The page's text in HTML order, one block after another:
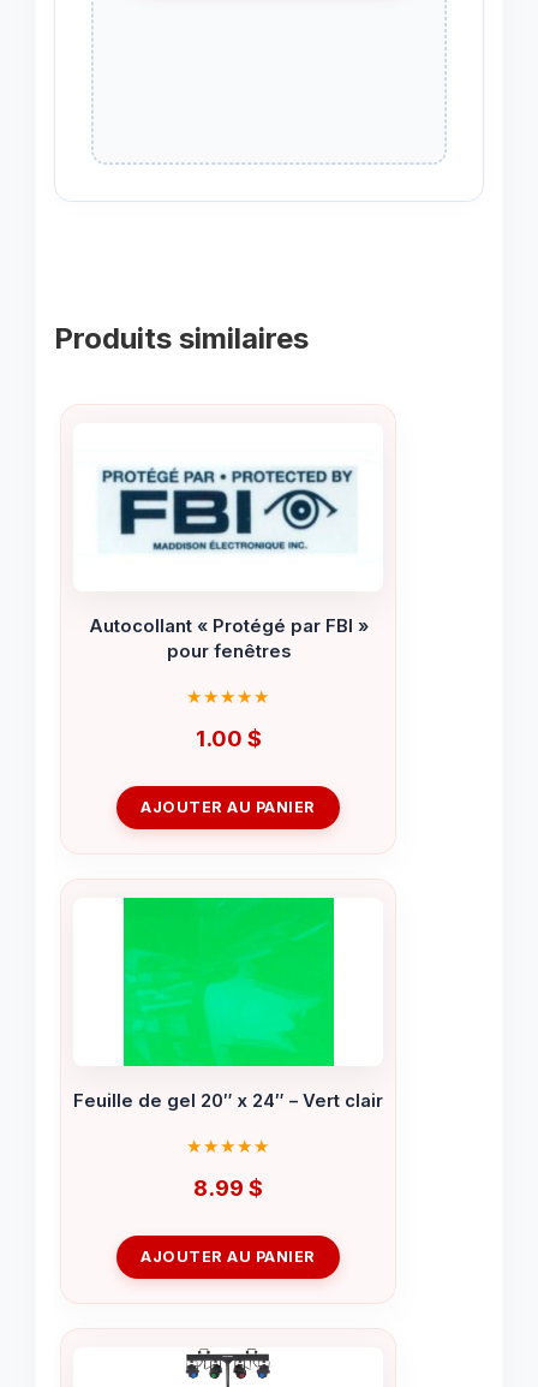
Produits similaires
Autocollant « Protégé par FBI »
pour fenêtres
1.00 $
AJOUTER AU PANIER
Feuille de gel 20″ x 24″ – Vert clair
8.99 $
AJOUTER AU PANIER